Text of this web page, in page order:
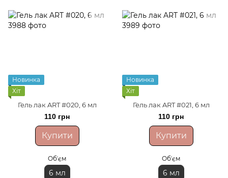
Новинка
Хіт
Гель лак ART #020, 6 мл
110 грн
Купити
Обʼєм
6 мл
Новинка
Хіт
Гель лак ART #021, 6 мл
110 грн
Купити
Обʼєм
6 мл